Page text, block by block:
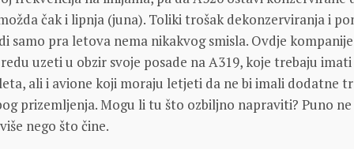
čak i lipnja (juna). Toliki trošak dekonzerviranja i
samo pra letova nema nikakvog smisla. Ovdje kompanije
uzeti u obzir svoje posade na A319, koje trebaju imati
ali i avione koji moraju letjeti da ne bi imali dodatne
prizemljenja. Mogu li tu što ozbiljno napraviti? Puno
nego što čine.